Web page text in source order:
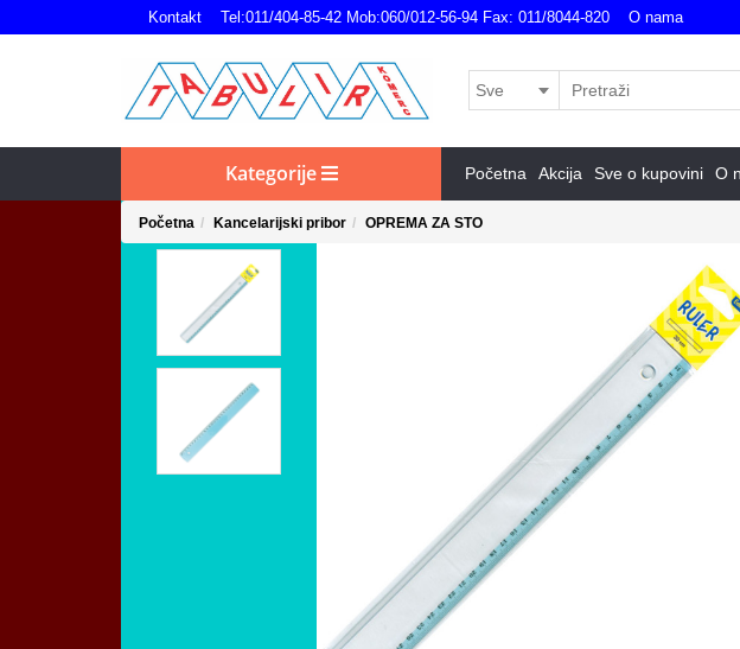
Kontakt Tel:011/404-85-42 Mob:060/012-56-94 Fax: 011/8044-820 O nama
Kategorije Početna Akcija Sve o kupovini O
Početna Kancelarijski pribor OPREMA ZA STO